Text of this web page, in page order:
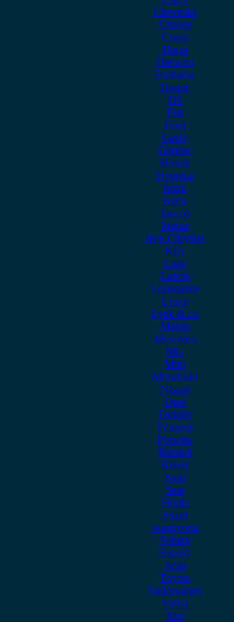
Chevrolet
Citroen
Cupra
Dacia
Daewoo
Daihatsu
Dodge
DS
Fiat
Ford
Geely
Gonow
Honda
Hyundai
Isuzu
iveco
Jaecoo
Jaguar
Jeep Chrysler
KIA
Lada
Lancia
Leapmotor
Lexus
Lynk & co
Mazda
Mercedes
MG
Mini
Mitsubishi
Nissan
Opel
Omoda
Peugeot
Porsche
Renault
Rover
Saab
Seat
Skoda
Smart
ssangyong
Subaru
Suzuki
Tesla
Toyota
Volkswagen
Volvo
Xev